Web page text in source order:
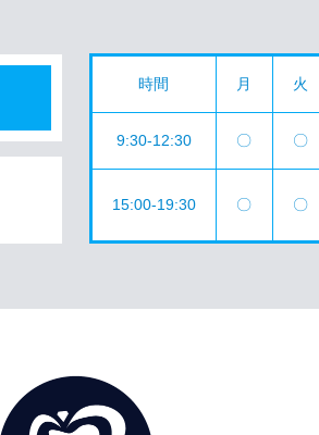
時間 月 火
9:30-12:30 〇 〇
15:00-19:30 〇 〇